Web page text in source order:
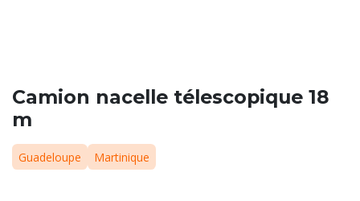
Camion nacelle télescopique 18
m
Guadeloupe Martinique